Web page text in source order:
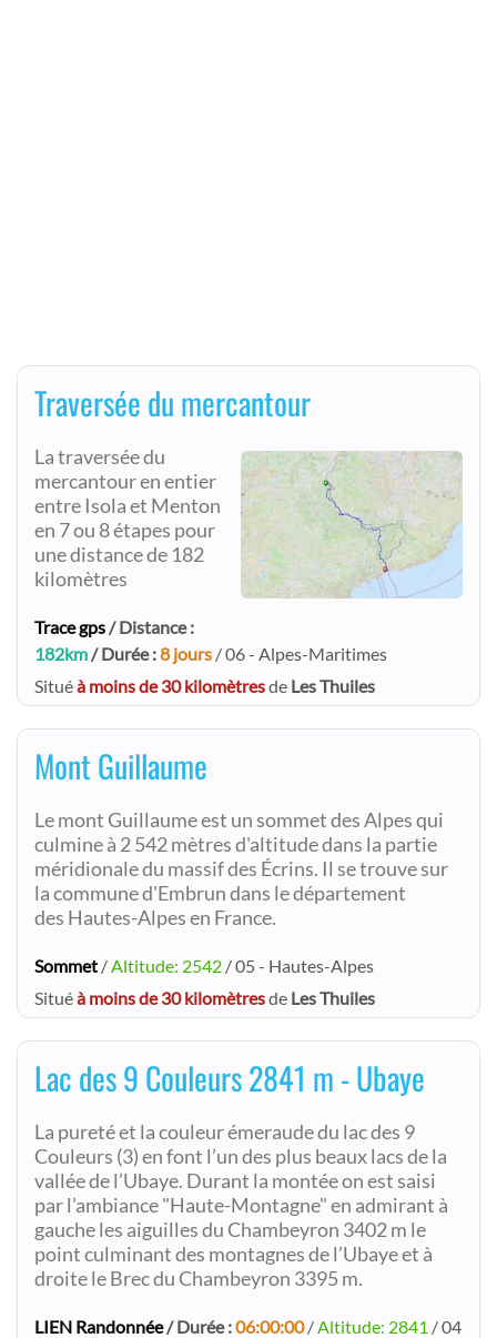
Traversée du mercantour
La traversée du
mercantour en entier
entre Isola et Menton
en 7 ou 8 étapes pour
une distance de 182
kilomètres
Trace gps / Distance :
182km / Durée :8 jours / 06 - Alpes-Maritimes
Situéà moins de 30 kilomètresde Les Thuiles
Mont Guillaume
Le mont Guillaume est un sommet des Alpes qui
culmine à 2 542 mètres d'altitude dans la partie
méridionale du massif des Écrins. Il se trouve sur
la commune d'Embrun dans le département
des Hautes-Alpes en France.
Sommet / Altitude: 2542 / 05 - Hautes-Alpes
Situéà moins de 30 kilomètresde Les Thuiles
Lac des 9 Couleurs 2841 m - Ubaye
La pureté et la couleur émeraude du lac des 9
Couleurs (3) en font l’un des plus beaux lacs de la
vallée de l’Ubaye. Durant la montée on est saisi
par l’ambiance "Haute-Montagne" en admirant à
gauche les aiguilles du Chambeyron 3402 m le
point culminant des montagnes de l’Ubaye et à
droite le Brec du Chambeyron 3395 m.
LIEN Randonnée/ Durée :06:00:00/ Altitude: 2841 / 04